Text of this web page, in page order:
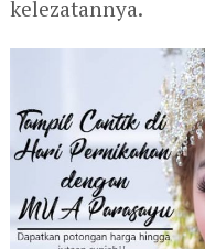
kelezatannya.